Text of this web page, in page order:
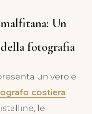
Un
fotografia
un vero e
costiera
le